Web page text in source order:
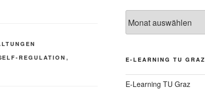
REGULATION,
E-LEARNING TU GRAZ
E-Learning TU Graz